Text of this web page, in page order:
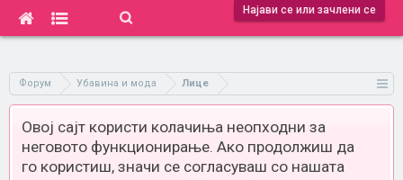
Најави се или зачлени се
Форум Убавина и мода Лице
Овој сајт користи колачиња неопходни за
неговото функционирање. Ако продолжиш да
го користиш, значи се согласуваш со нашата